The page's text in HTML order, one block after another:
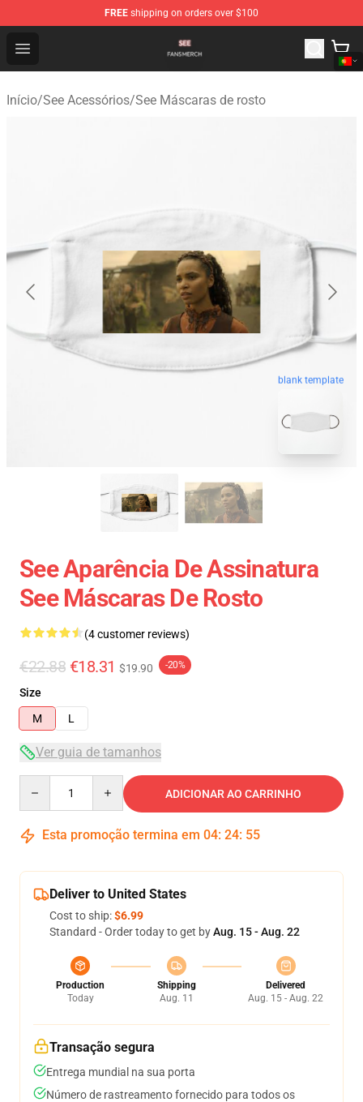
FREE shipping on orders over $100
Open menu
See Shop - Official See Merchandise Store
Início/See Acessórios/See Máscaras de rosto
blank template
See Aparência De Assinatura
See Máscaras De Rosto
(4 customer reviews)
€22.88 €18.31 $19.90 -20%
Size
M
L
Ver guia de tamanhos
ADICIONAR AO CARRINHO
Esta promoção termina em 04: 24: 54
Deliver to United States
Cost to ship:$6.99
Standard - Order today to get byAug. 15 - Aug. 22
Production
Today
Shipping
Aug. 11
Delivered
Aug. 15 - Aug. 22
Transação segura
Entrega mundial na sua porta
Número de rastreamento fornecido para todos os